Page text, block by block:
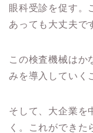
眼科受診を促す。
あっても大丈夫で
この検査機械はか
みを導入していく
そして、大企業を
く。これができた